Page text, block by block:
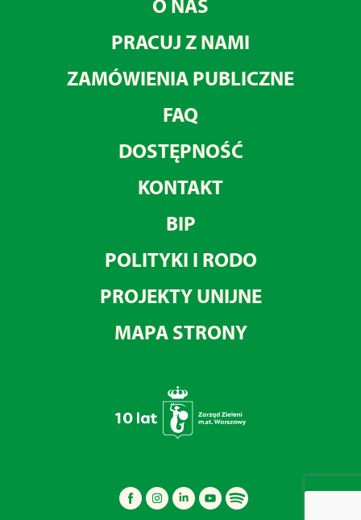
O NAS
PRACUJ Z NAMI
ZAMÓWIENIA PUBLICZNE
FAQ
DOSTĘPNOŚĆ
KONTAKT
BIP
POLITYKI I RODO
PROJEKTY UNIJNE
MAPA STRONY